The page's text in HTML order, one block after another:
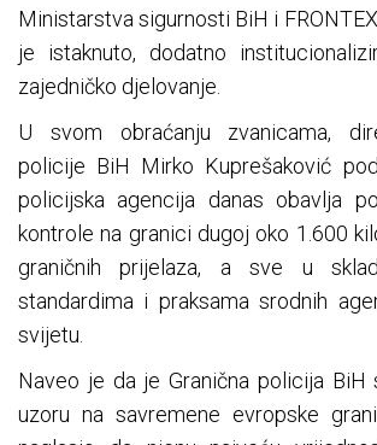
Ministarstva sigurnosti BiH i
je istaknuto, dodatno
zajedničko djelovanje.
U svom obraćanju zvanicama,
policije BiH Mirko Kuprešaković
policijska agencija danas obavlja
kontrole na granici dugoj oko 1.600
graničnih prijelaza, a sve u
standardima i praksama srodnih
svijetu.
Naveo je da je Granična policija BiH
uzoru na savremene evropske